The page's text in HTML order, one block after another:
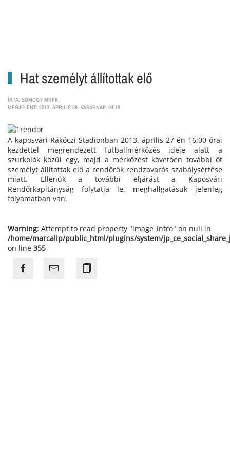
Hat személyt állítottak elő
ÍRTA: SOMOGY MRFK
MEGJELENT: 2013. ÁPRILIS 28. VASÁRNAP, 03:16
A kaposvári Rákóczi Stadionban 2013. április 27-én 16:00 órai
kezdettel megrendezett futballmérkőzés ideje alatt a
szurkolók közül egy, majd a mérkőzést követően további öt
személyt állítottak elő a rendőrök rendzavarás szabálysértése
miatt. Ellenük a további eljárást a Kaposvári
Rendőrkapitányság folytatja le, meghallgatásuk jelenleg
folyamatban van.
Warning: Attempt to read property "image_intro" on null in
/home/marcalip/public_html/plugins/system/
on line 355